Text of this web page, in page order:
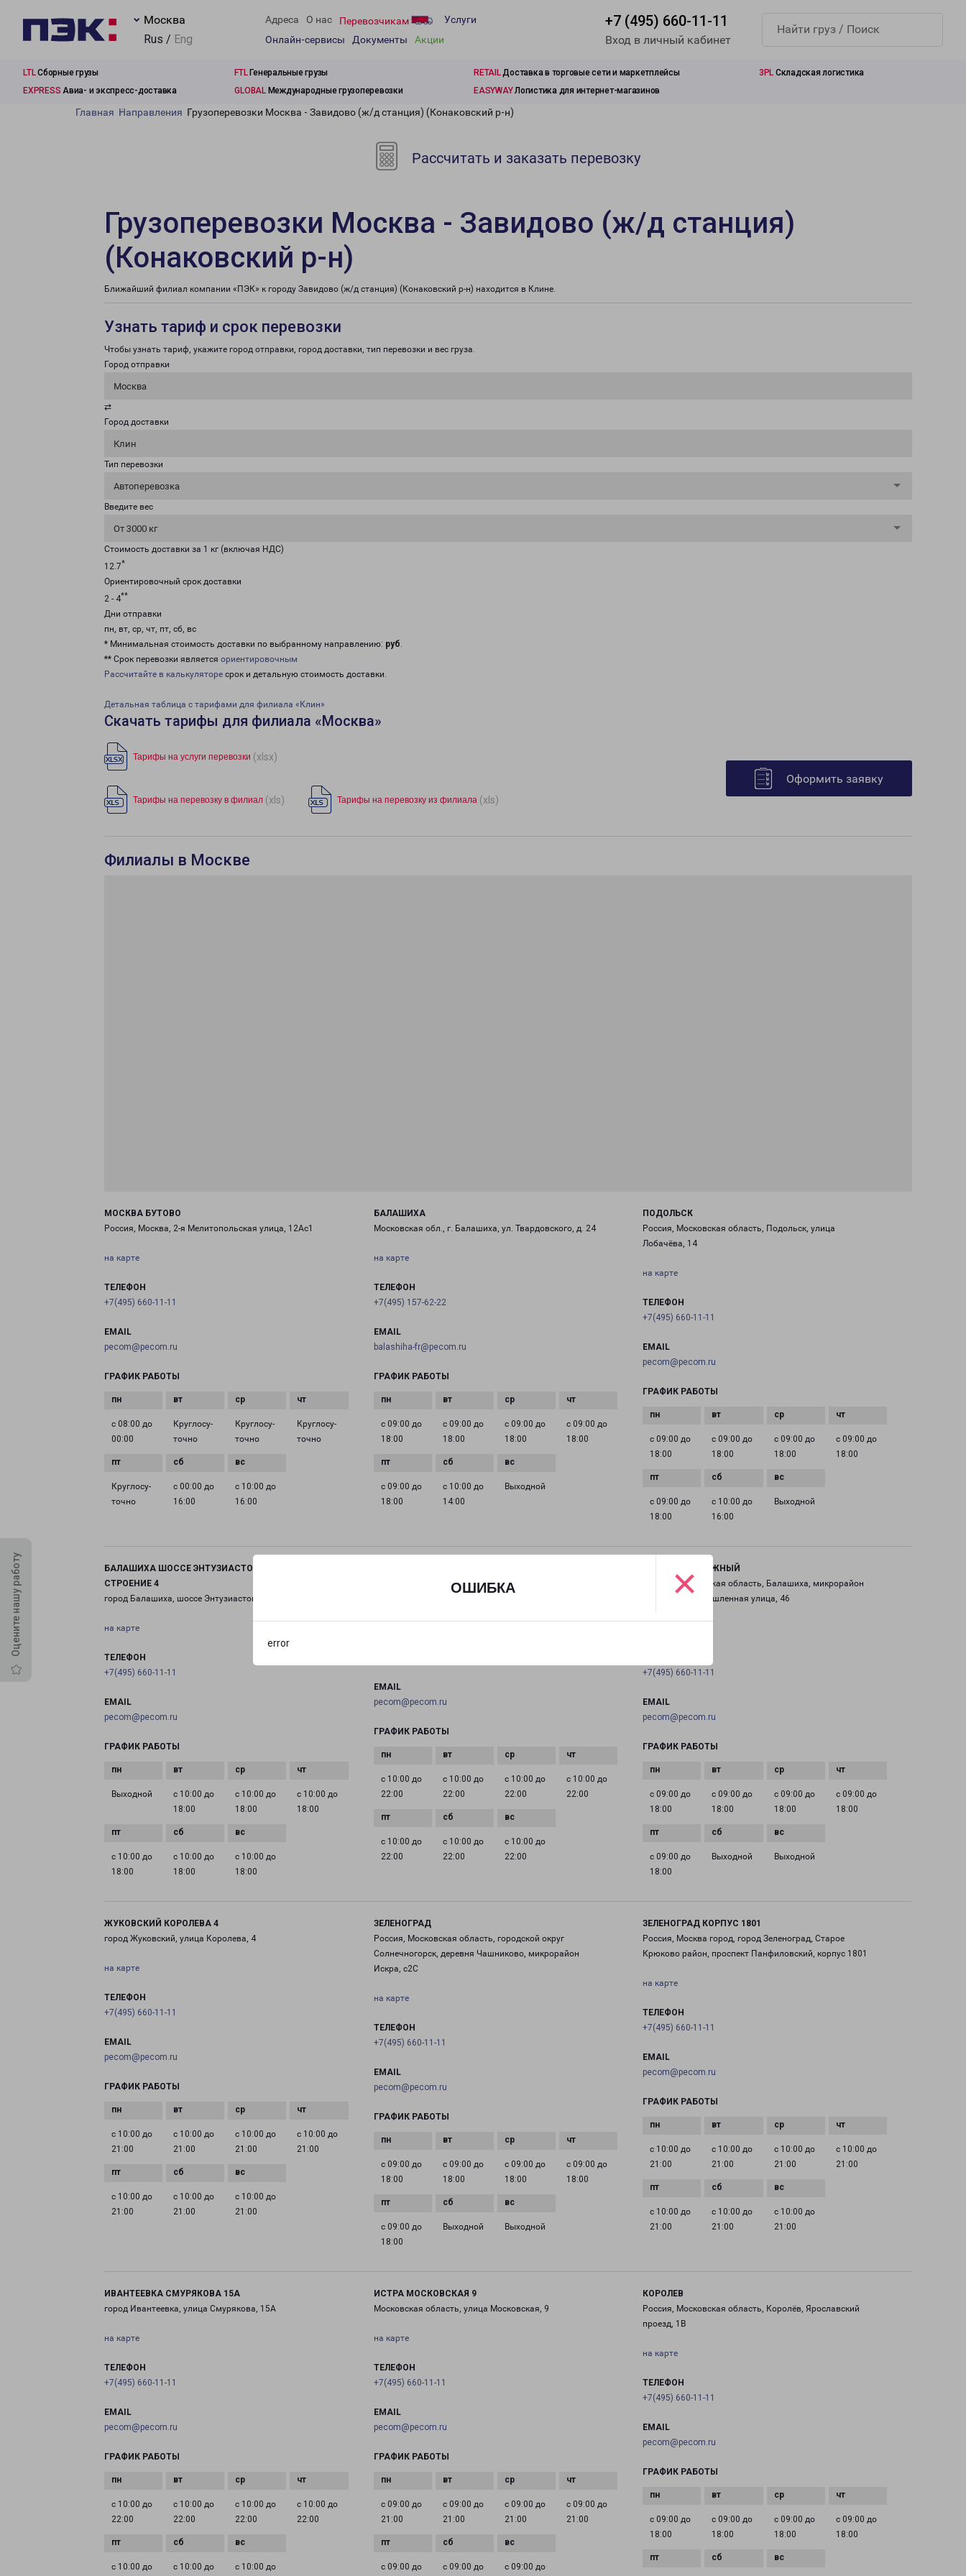
ОШИБКА
error
×
Москва
Rus / Eng
Адреса О нас Перевозчикам
Услуги
Онлайн-сервисы
Документы Акции
+7 (495) 660-11-11
Вход в личный кабинет
LTLСборные грузы FTLГенеральные грузы RETAILДоставка в торговые сети и маркетплейсы 3PL Складская логистика
EXPRESS Авиа- и экспресс-доставка GLOBALМеждународные грузоперевозки EASYWAYЛогистика для интернет-магазинов
Оцените нашу работу
Главная Направления Грузоперевозки Москва - Завидово (ж/д станция) (Конаковский р-н)
Рассчитать и заказать перевозку
Грузоперевозки Москва - Завидово (ж/д станция)
(Конаковский р-н)
Ближайший филиал компании «ПЭК» к городу Завидово (ж/д станция) (Конаковский р-н) находится в Клине.
Узнать тариф и срок перевозки
Чтобы узнать тариф, укажите город отправки, город доставки, тип перевозки и вес груза.
Город отправки
Москва
⇄
Город доставки
Клин
Тип перевозки
Автоперевозка
Введите вес
От 3000 кг
Стоимость доставки за 1 кг (включая НДС)
12.7*
Ориентировочный срок доставки
2 - 4**
Дни отправки
пн, вт, ср, чт, пт, сб, вс
* Минимальная стоимость доставки по выбранному направлению: руб.
** Срок перевозки является ориентировочным
Рассчитайте в калькуляторе срок и детальную стоимость доставки.
Детальная таблица с тарифами для филиала «Клин»
Скачать тарифы для филиала «Москва»
Тарифы на услуги перевозки (xlsx)
Тарифы на перевозку в филиал (xls) Тарифы на перевозку из филиала (xls)
Оформить заявку
Филиалы в Москве
МОСКВА БУТОВО
Россия, Москва, 2-я Мелитопольская улица, 12Ас1
на карте
ТЕЛЕФОН
+7(495) 660-11-11
EMAIL
pecom@pecom.ru
ГРАФИК РАБОТЫ
с 08:00 до
00:00
Круглосу­
точно
Круглосу­
точно
Круглосу­
точно
Круглосу­
точно
с 00:00 до
16:00
с 10:00 до
16:00
БАЛАШИХА
Московская обл., г. Балашиха, ул. Твардовского, д. 24
на карте
ТЕЛЕФОН
+7(495) 157-62-22
EMAIL
balashiha-fr@pecom.ru
ГРАФИК РАБОТЫ
с 09:00 до
18:00
с 09:00 до
18:00
с 09:00 до
18:00
с 09:00 до
18:00
с 09:00 до
18:00
с 10:00 до
14:00
Выходной
ПОДОЛЬСК
Россия, Московская область, Подольск, улица
Лобачёва, 14
на карте
ТЕЛЕФОН
+7(495) 660-11-11
EMAIL
pecom@pecom.ru
ГРАФИК РАБОТЫ
с 09:00 до
18:00
с 09:00 до
18:00
с 09:00 до
18:00
с 09:00 до
18:00
с 09:00 до
18:00
с 10:00 до
16:00
Выходной
БАЛАШИХА ШОССЕ ЭНТУЗИАСТОВ ВЛАДЕНИЕ 11
СТРОЕНИЕ 4
город Балашиха, шоссе Энтузиастов, 11 строение 4
на карте
ТЕЛЕФОН
+7(495) 660-11-11
EMAIL
pecom@pecom.ru
ГРАФИК РАБОТЫ
Выходной
с 10:00 до
18:00
с 10:00 до
18:00
с 10:00 до
18:00
с 10:00 до
18:00
с 10:00 до
18:00
с 10:00 до
18:00
Дедовск, улица Мира, 9
EMAIL
pecom@pecom.ru
ГРАФИК РАБОТЫ
с 10:00 до
22:00
с 10:00 до
22:00
с 10:00 до
22:00
с 10:00 до
22:00
с 10:00 до
22:00
с 10:00 до
22:00
с 10:00 до
22:00
ЖЕЛЕЗНОДОРОЖНЫЙ
Россия, Московская область, Балашиха, микрорайон
Саввино, Промышленная улица, 46
+7(495) 660-11-11
EMAIL
pecom@pecom.ru
ГРАФИК РАБОТЫ
с 09:00 до
18:00
с 09:00 до
18:00
с 09:00 до
18:00
с 09:00 до
18:00
с 09:00 до
18:00
Выходной Выходной
ЖУКОВСКИЙ КОРОЛЕВА 4
город Жуковский, улица Королева, 4
на карте
ТЕЛЕФОН
+7(495) 660-11-11
EMAIL
pecom@pecom.ru
ГРАФИК РАБОТЫ
с 10:00 до
21:00
с 10:00 до
21:00
с 10:00 до
21:00
с 10:00 до
21:00
с 10:00 до
21:00
с 10:00 до
21:00
с 10:00 до
21:00
ЗЕЛЕНОГРАД
Россия, Московская область, городской округ
Солнечногорск, деревня Чашниково, микрорайон
Искра, с2С
на карте
ТЕЛЕФОН
+7(495) 660-11-11
EMAIL
pecom@pecom.ru
ГРАФИК РАБОТЫ
с 09:00 до
18:00
с 09:00 до
18:00
с 09:00 до
18:00
с 09:00 до
18:00
с 09:00 до
18:00
Выходной Выходной
ЗЕЛЕНОГРАД КОРПУС 1801
Россия, Москва город, город Зеленоград, Старое
Крюково район, проспект Панфиловский, корпус 1801
на карте
ТЕЛЕФОН
+7(495) 660-11-11
EMAIL
pecom@pecom.ru
ГРАФИК РАБОТЫ
с 10:00 до
21:00
с 10:00 до
21:00
с 10:00 до
21:00
с 10:00 до
21:00
с 10:00 до
21:00
с 10:00 до
21:00
с 10:00 до
21:00
ИВАНТЕЕВКА СМУРЯКОВА 15А
город Ивантеевка, улица Смурякова, 15А
на карте
ТЕЛЕФОН
+7(495) 660-11-11
EMAIL
pecom@pecom.ru
ГРАФИК РАБОТЫ
с 10:00 до
22:00
с 10:00 до
22:00
с 10:00 до
22:00
с 10:00 до
22:00
с 10:00 до с 10:00 до с 10:00 до
ИСТРА МОСКОВСКАЯ 9
Московская область, улица Московская, 9
на карте
ТЕЛЕФОН
+7(495) 660-11-11
EMAIL
pecom@pecom.ru
ГРАФИК РАБОТЫ
с 09:00 до
21:00
с 09:00 до
21:00
с 09:00 до
21:00
с 09:00 до
21:00
с 09:00 до с 09:00 до с 09:00 до
КОРОЛЕВ
Россия, Московская область, Королёв, Ярославский
проезд, 1В
на карте
ТЕЛЕФОН
+7(495) 660-11-11
EMAIL
pecom@pecom.ru
ГРАФИК РАБОТЫ
с 09:00 до
18:00
с 09:00 до
18:00
с 09:00 до
18:00
с 09:00 до
18:00